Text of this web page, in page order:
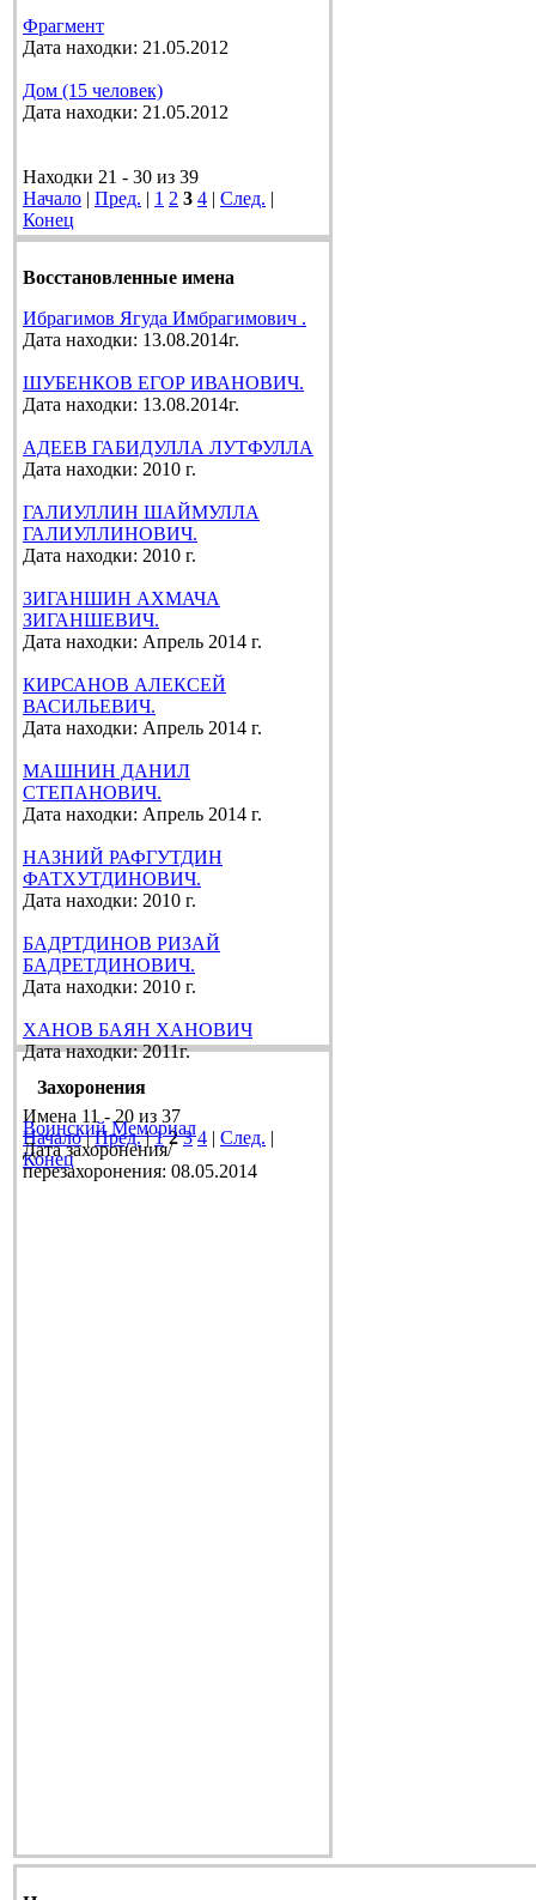
Фрагмент
Дата находки: 21.05.2012
Дом (15 человек)
Дата находки: 21.05.2012
Находки 21 - 30 из 39
Начало | Пред. | 1 2 3 4 | След. |
Конец
Восстановленные имена
Ибрагимов Ягуда Имбрагимович .
Дата находки: 13.08.2014г.
ШУБЕНКОВ ЕГОР ИВАНОВИЧ.
Дата находки: 13.08.2014г.
АДЕЕВ ГАБИДУЛЛА ЛУТФУЛЛА
Дата находки: 2010 г.
ГАЛИУЛЛИН ШАЙМУЛЛА
ГАЛИУЛЛИНОВИЧ.
Дата находки: 2010 г.
ЗИГАНШИН АХМАЧА
ЗИГАНШЕВИЧ.
Дата находки: Апрель 2014 г.
КИРСАНОВ АЛЕКСЕЙ
ВАСИЛЬЕВИЧ.
Дата находки: Апрель 2014 г.
МАШНИН ДАНИЛ
СТЕПАНОВИЧ.
Дата находки: Апрель 2014 г.
НАЗНИЙ РАФГУТДИН
ФАТХУТДИНОВИЧ.
Дата находки: 2010 г.
БАДРТДИНОВ РИЗАЙ
БАДРЕТДИНОВИЧ.
Дата находки: 2010 г.
ХАНОВ БАЯН ХАНОВИЧ
Дата находки: 2011г.
Имена 11 - 20 из 37
Начало|Пред.|1 2 3 4 | След. |
Конец
Захоронения
Воинский Мемориал
Дата захоронения/
перезахоронения: 08.05.2014